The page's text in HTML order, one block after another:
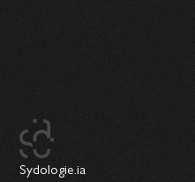
Sydologie.ia